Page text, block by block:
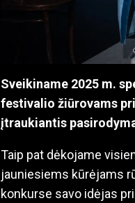
Sveikiname 2025 m.
festivalio žiūrovams
įtraukiantis
Taip pat dėkojame
jauniesiems kūrėjams
konkurse savo idėjas